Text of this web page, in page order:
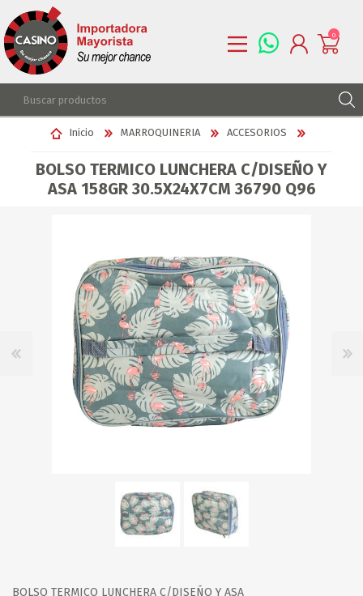
REGISTRARSE
LISTA DE DESEOS
0
Inicio MARROQUINERIA ACCESORIOS
BOLSO TERMICO LUNCHERA C/DISEÑO Y
ASA 158GR 30.5X24X7CM 36790 Q96
BOLSO TERMICO LUNCHERA C/DISEÑO Y ASA